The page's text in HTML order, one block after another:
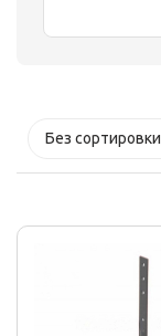
Без сортировки